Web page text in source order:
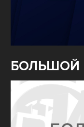
БОЛЬШОЙ